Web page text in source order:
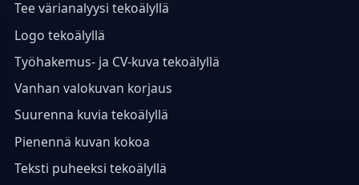
Tee värianalyysi tekoälyllä
Logo tekoälyllä
Työhakemus- ja CV-kuva tekoälyllä
Vanhan valokuvan korjaus
Suurenna kuvia tekoälyllä
Pienennä kuvan kokoa
Teksti puheeksi tekoälyllä